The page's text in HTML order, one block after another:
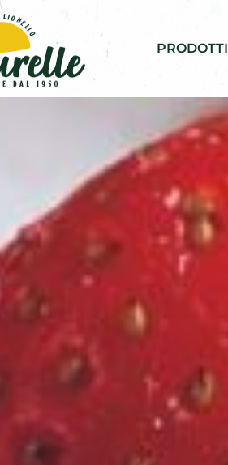
PRODOTTI